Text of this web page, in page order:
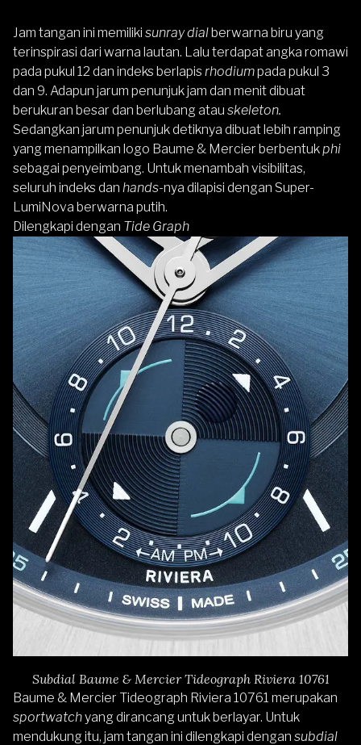
Jam tangan ini memiliki sunray dialberwarna biru yang
terinspirasi dari warna lautan. Lalu terdapat angka romawi
pada pukul 12 dan indeks berlapis rhodiumpada pukul 3
dan 9. Adapun jarum penunjuk jam dan menit dibuat
berukuran besar dan berlubang atau skeleton.
Sedangkan jarum penunjuk detiknya dibuat lebih ramping
yang menampilkan logo Baume & Mercier berbentuk phi
sebagai penyeimbang. Untuk menambah visibilitas,
seluruh indeks dan hands-nya dilapisi dengan Super-
LumiNova berwarna putih.
Dilengkapi dengan Tide Graph
Subdial Baume & Mercier Tideograph Riviera 10761
Baume & Mercier Tideograph Riviera 10761 merupakan
sportwatchyang dirancang untuk berlayar. Untuk
mendukung itu, jam tangan ini dilengkapi dengan subdial